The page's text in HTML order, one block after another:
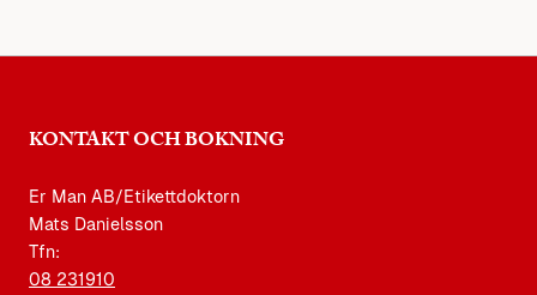
KONTAKT OCH BOKNING
Er Man AB/Etikettdoktorn
Mats Danielsson
Tfn:
08 231910